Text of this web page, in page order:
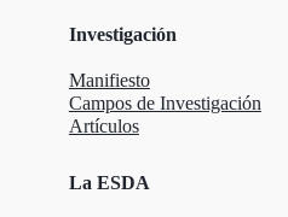
Investigación
Manifiesto
Campos de Investigación
Artículos
La ESDA